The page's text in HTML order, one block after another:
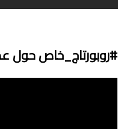
#روبورتاج_خاص حول